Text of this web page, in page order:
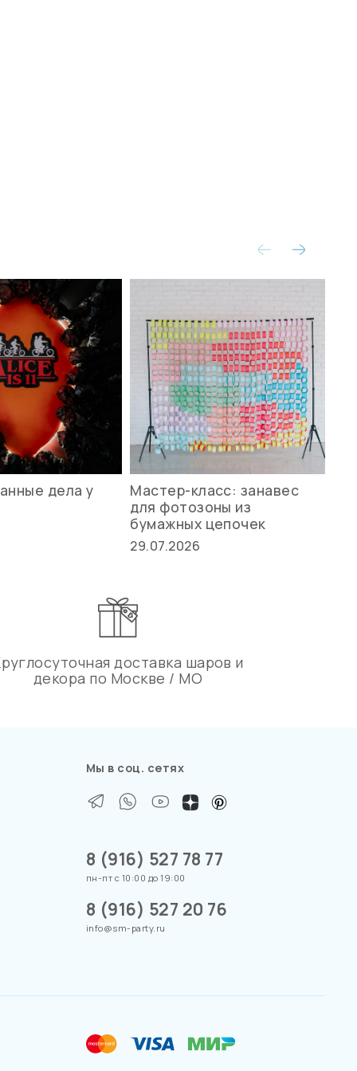
дела у
Мастер-класс: занавес
для фотозоны из
бумажных цепочек
29.07.2026
доставка шаров и
декора по Москве / МО
Мы в соц. сетях
8 (916) 527 78 77
пн-пт с 10:00 до 19:00
8 (916) 527 20 76
info@sm-party.ru